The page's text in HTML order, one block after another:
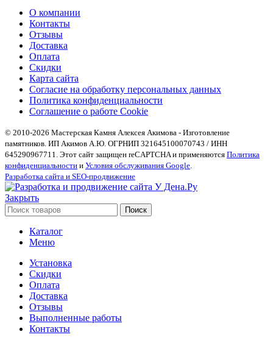
О компании
Контакты
Отзывы
Доставка
Оплата
Скидки
Карта сайта
Согласие на обработку персональных данных
Политика конфиденциальности
Соглашение о работе Cookie
© 2010-2026 Мастерская Камня Алексея Акимова - Изготовление
памятников. ИП Акимов А.Ю. ОГРНИП 321645100070743 / ИНН
645290967711. Этот сайт защищен reCAPTCHA и применяются Политика
конфиденциальности и Условия обслуживания Google
Разработка сайта и SEO-продвижение
Закрыть
Поиск
Каталог
Меню
Установка
Скидки
Оплата
Доставка
Отзывы
Выполненные работы
Контакты